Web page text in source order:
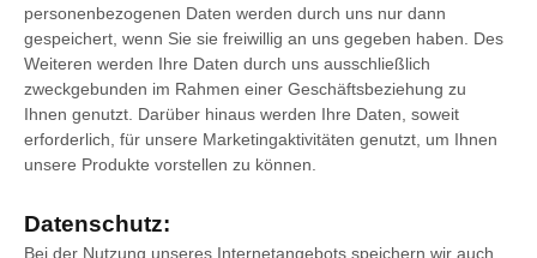
personenbezogenen Daten werden durch uns nur dann
gespeichert, wenn Sie sie freiwillig an uns gegeben haben. Des
Weiteren werden Ihre Daten durch uns ausschließlich
zweckgebunden im Rahmen einer Geschäftsbeziehung zu
Ihnen genutzt. Darüber hinaus werden Ihre Daten, soweit
erforderlich, für unsere Marketingaktivitäten genutzt, um Ihnen
unsere Produkte vorstellen zu können.
Datenschutz:
Bei der Nutzung unseres Internetangebots speichern wir auch